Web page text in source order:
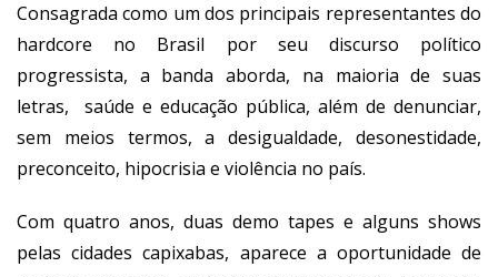
Consagrada como um dos principais representantes do
hardcore no Brasil por seu discurso político
progressista, a banda aborda, na maioria de suas
letras, saúde e educação pública, além de denunciar,
sem meios termos, a desigualdade, desonestidade,
preconceito, hipocrisia e violência no país.
Com quatro anos, duas demo tapes e alguns shows
pelas cidades capixabas, aparece a oportunidade de